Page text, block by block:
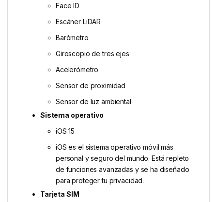
Face ID
Escáner LiDAR
Barómetro
Giroscopio de tres ejes
Acelerómetro
Sensor de proximidad
Sensor de luz ambiental
Sistema operativo
iOS 15
iOS es el sistema operativo móvil más
personal y seguro del mundo. Está repleto
de funciones avanzadas y se ha diseñado
para proteger tu privacidad.
Tarjeta SIM